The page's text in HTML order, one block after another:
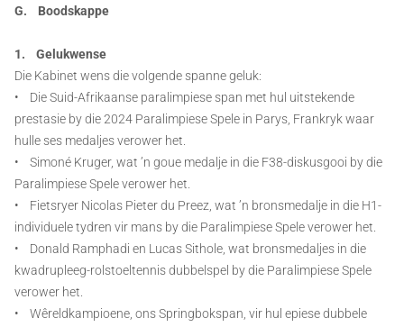
G. Boodskappe
1. Gelukwense
Die Kabinet wens die volgende spanne geluk:
• Die Suid-Afrikaanse paralimpiese span met hul uitstekende
prestasie by die 2024 Paralimpiese Spele in Parys, Frankryk waar
hulle ses medaljes verower het.
• Simoné Kruger, wat ’n goue medalje in die F38-diskusgooi by die
Paralimpiese Spele verower het.
• Fietsryer Nicolas Pieter du Preez, wat ’n bronsmedalje in die H1-
individuele tydren vir mans by die Paralimpiese Spele verower het.
• Donald Ramphadi en Lucas Sithole, wat bronsmedaljes in die
kwadrupleeg-rolstoeltennis dubbelspel by die Paralimpiese Spele
verower het.
• Wêreldkampioene, ons Springbokspan, vir hul epiese dubbele